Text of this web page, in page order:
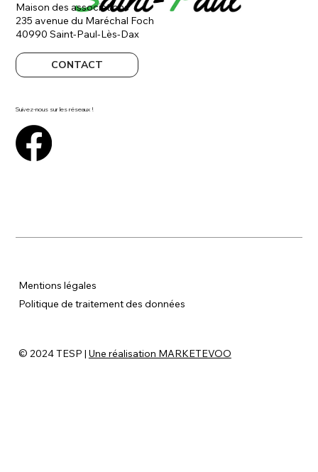
Maison des associations
235 avenue du Maréchal Foch
40990 Saint-Paul-Lès-Dax
CONTACT
Suivez-nous sur les réseaux !
Mentions légales
Politique de traitement des données
© 2024 TESP | Une réalisation MARKETEVOO